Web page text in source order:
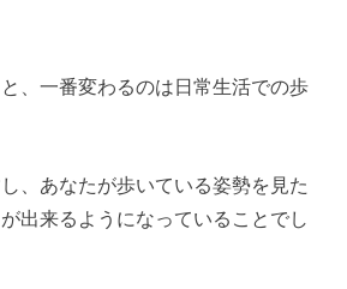
、一番変わるのは日常生活での歩
、あなたが歩いている姿勢を見た
出来るようになっていることでし